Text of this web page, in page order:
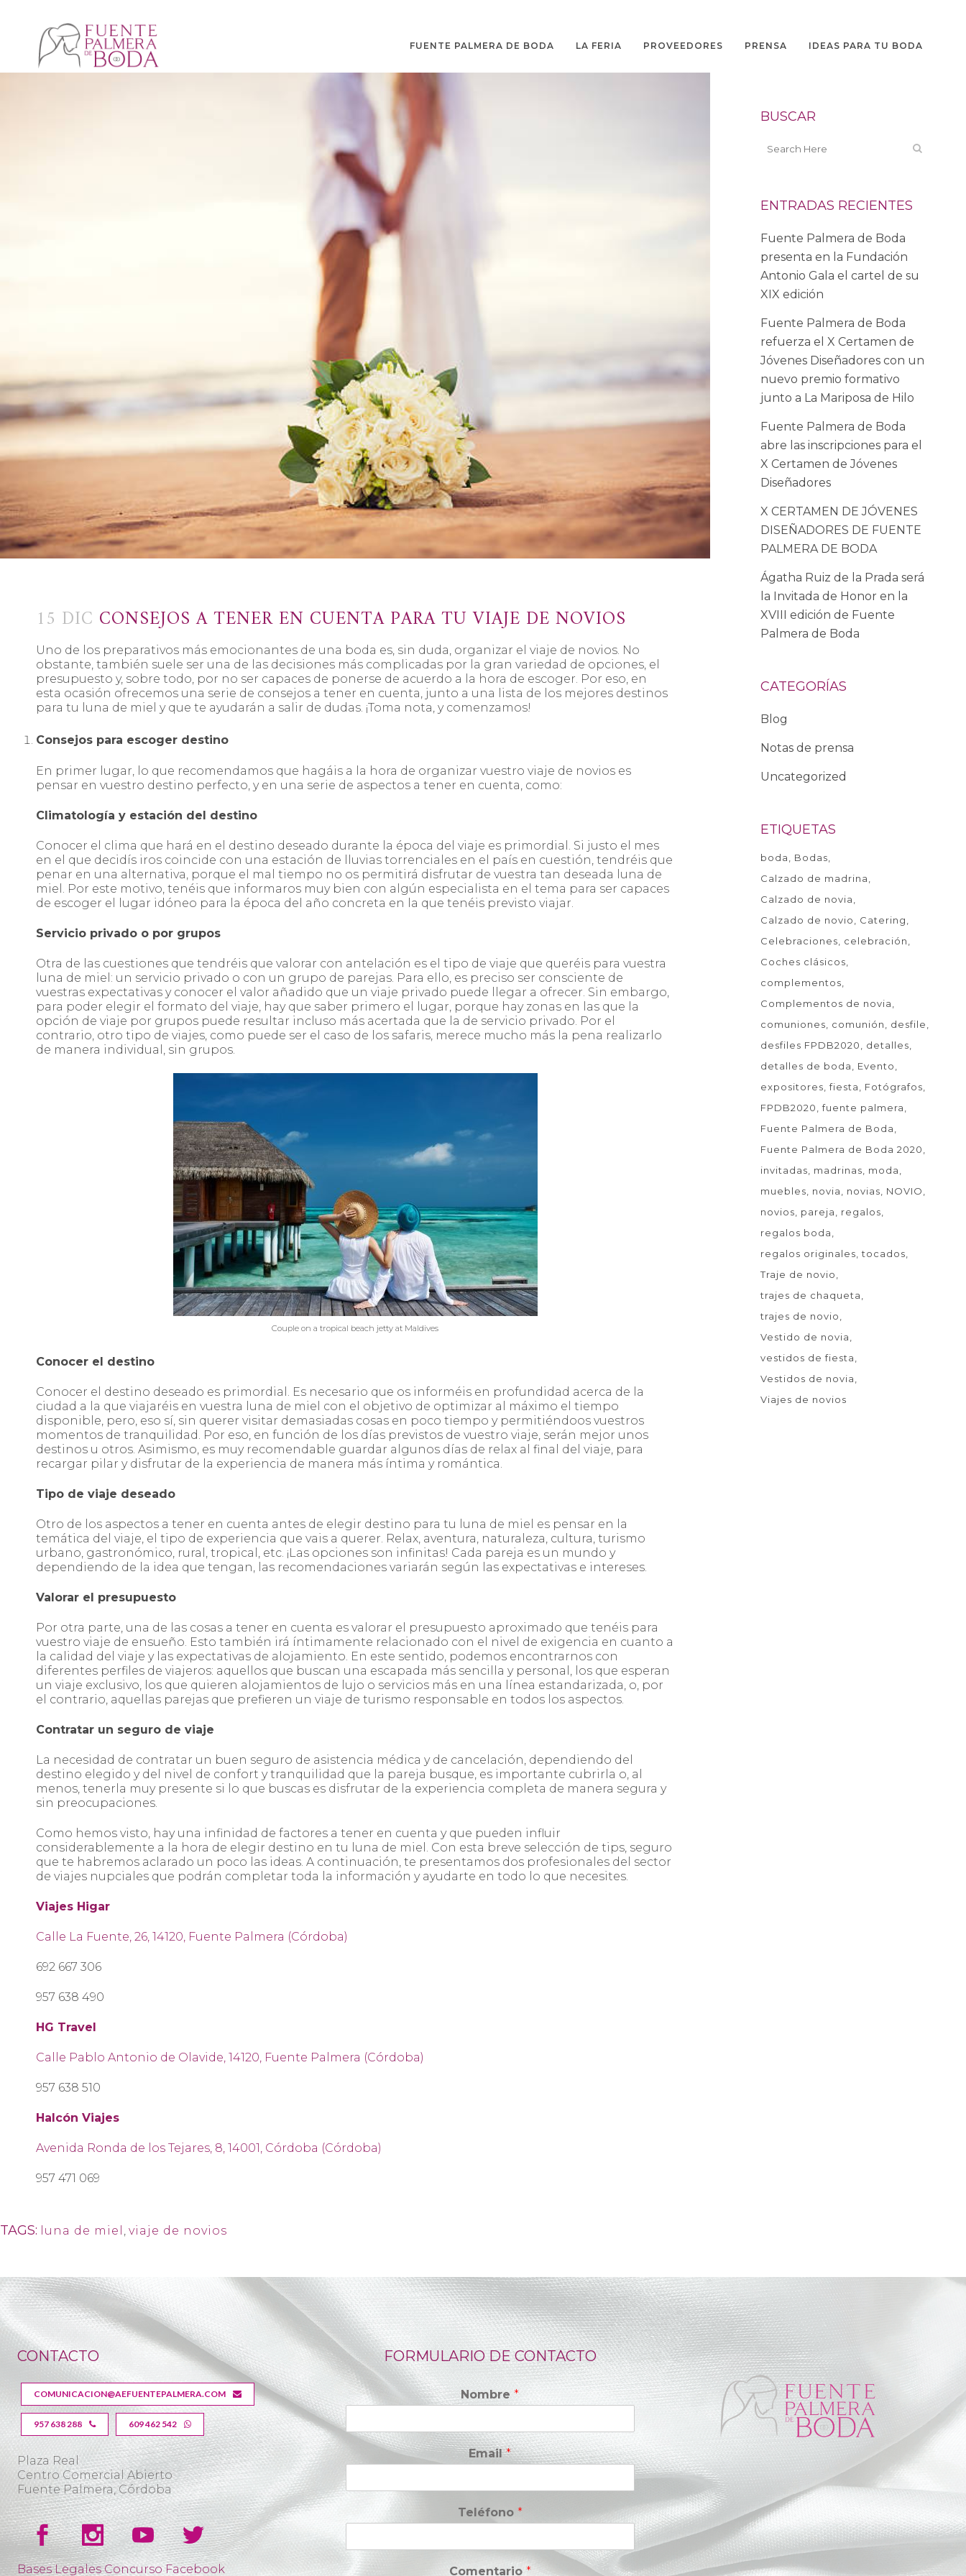
FUENTE PALMERA DE BODA LA FERIA PROVEEDORES PRENSA IDEAS PARA TU BODA
15 DIC CONSEJOS A TENER EN CUENTA PARA TU VIAJE DE NOVIOS
Uno de los preparativos más emocionantes de una boda es, sin duda, organizar el viaje de novios. No
obstante, también suele ser una de las decisiones más complicadas por la gran variedad de opciones, el
presupuesto y, sobre todo, por no ser capaces de ponerse de acuerdo a la hora de escoger. Por eso, en
esta ocasión ofrecemos una serie de consejos a tener en cuenta, junto a una lista de los mejores destinos
para tu luna de miel y que te ayudarán a salir de dudas. ¡Toma nota, y comenzamos!
Consejos para escoger destino
En primer lugar, lo que recomendamos que hagáis a la hora de organizar vuestro viaje de novios es
pensar en vuestro destino perfecto, y en una serie de aspectos a tener en cuenta, como:
Climatología y estación del destino
Conocer el clima que hará en el destino deseado durante la época del viaje es primordial. Si justo el mes
en el que decidís iros coincide con una estación de lluvias torrenciales en el país en cuestión, tendréis que
penar en una alternativa, porque el mal tiempo no os permitirá disfrutar de vuestra tan deseada luna de
miel. Por este motivo, tenéis que informaros muy bien con algún especialista en el tema para ser capaces
de escoger el lugar idóneo para la época del año concreta en la que tenéis previsto viajar.
Servicio privado o por grupos
Otra de las cuestiones que tendréis que valorar con antelación es el tipo de viaje que queréis para vuestra
luna de miel: un servicio privado o con un grupo de parejas. Para ello, es preciso ser consciente de
vuestras expectativas y conocer el valor añadido que un viaje privado puede llegar a ofrecer. Sin embargo,
para poder elegir el formato del viaje, hay que saber primero el lugar, porque hay zonas en las que la
opción de viaje por grupos puede resultar incluso más acertada que la de servicio privado. Por el
contrario, otro tipo de viajes, como puede ser el caso de los safaris, merece mucho más la pena realizarlo
de manera individual, sin grupos.
Couple on a tropical beach jetty at Maldives
Conocer el destino
Conocer el destino deseado es primordial. Es necesario que os informéis en profundidad acerca de la
ciudad a la que viajaréis en vuestra luna de miel con el objetivo de optimizar al máximo el tiempo
disponible, pero, eso sí, sin querer visitar demasiadas cosas en poco tiempo y permitiéndoos vuestros
momentos de tranquilidad. Por eso, en función de los días previstos de vuestro viaje, serán mejor unos
destinos u otros. Asimismo, es muy recomendable guardar algunos días de relax al final del viaje, para
recargar pilar y disfrutar de la experiencia de manera más íntima y romántica.
Tipo de viaje deseado
Otro de los aspectos a tener en cuenta antes de elegir destino para tu luna de miel es pensar en la
temática del viaje, el tipo de experiencia que vais a querer. Relax, aventura, naturaleza, cultura, turismo
urbano, gastronómico, rural, tropical, etc. ¡Las opciones son infinitas! Cada pareja es un mundo y
dependiendo de la idea que tengan, las recomendaciones variarán según las expectativas e intereses.
Valorar el presupuesto
Por otra parte, una de las cosas a tener en cuenta es valorar el presupuesto aproximado que tenéis para
vuestro viaje de ensueño. Esto también irá íntimamente relacionado con el nivel de exigencia en cuanto a
la calidad del viaje y las expectativas de alojamiento. En este sentido, podemos encontrarnos con
diferentes perfiles de viajeros: aquellos que buscan una escapada más sencilla y personal, los que esperan
un viaje exclusivo, los que quieren alojamientos de lujo o servicios más en una línea estandarizada, o, por
el contrario, aquellas parejas que prefieren un viaje de turismo responsable en todos los aspectos.
Contratar un seguro de viaje
La necesidad de contratar un buen seguro de asistencia médica y de cancelación, dependiendo del
destino elegido y del nivel de confort y tranquilidad que la pareja busque, es importante cubrirla o, al
menos, tenerla muy presente si lo que buscas es disfrutar de la experiencia completa de manera segura y
sin preocupaciones.
Como hemos visto, hay una infinidad de factores a tener en cuenta y que pueden influir
considerablemente a la hora de elegir destino en tu luna de miel. Con esta breve selección de tips, seguro
que te habremos aclarado un poco las ideas. A continuación, te presentamos dos profesionales del sector
de viajes nupciales que podrán completar toda la información y ayudarte en todo lo que necesites.
Viajes Higar
Calle La Fuente, 26, 14120, Fuente Palmera (Córdoba)
692 667 306
957 638 490
HG Travel
Calle Pablo Antonio de Olavide, 14120, Fuente Palmera (Córdoba)
957 638 510
Halcón Viajes
Avenida Ronda de los Tejares, 8, 14001, Córdoba (Córdoba)
957 471 069
TAGS: luna de miel , viaje de novios
BUSCAR
ENTRADAS RECIENTES
Fuente Palmera de Boda
presenta en la Fundación
Antonio Gala el cartel de su
XIX edición
Fuente Palmera de Boda
refuerza el X Certamen de
Jóvenes Diseñadores con un
nuevo premio formativo
junto a La Mariposa de Hilo
Fuente Palmera de Boda
abre las inscripciones para el
X Certamen de Jóvenes
Diseñadores
X CERTAMEN DE JÓVENES
DISEÑADORES DE FUENTE
PALMERA DE BODA
Ágatha Ruiz de la Prada será
la Invitada de Honor en la
XVIII edición de Fuente
Palmera de Boda
CATEGORÍAS
Blog
Notas de prensa
Uncategorized
ETIQUETAS
boda
Bodas
Calzado de madrina
Calzado de novia
Calzado de novio
Catering
Celebraciones
celebración
Coches clásicos
complementos
Complementos de novia
comuniones
comunión
desfile
desfiles FPDB2020
detalles
detalles de boda
Evento
expositores fiesta
Fotógrafos
FPDB2020
fuente palmera
Fuente Palmera de Boda
Fuente Palmera de Boda 2020
invitadas
madrinas
moda
muebles
novia novias
NOVIO
novios
pareja
regalos
regalos boda
regalos originales tocados
Traje de novio
trajes de chaqueta
trajes de novio
Vestido de novia
vestidos de fiesta
Vestidos de novia
Viajes de novios
CONTACTO
COMUNICACION@AEFUENTEPALMERA.COM
957 638 288 609 462 542
Plaza Real
Centro Comercial Abierto
Fuente Palmera, Córdoba
Bases Legales Concurso Facebook
FORMULARIO DE CONTACTO
Nombre*
Email*
Teléfono *
Comentario *